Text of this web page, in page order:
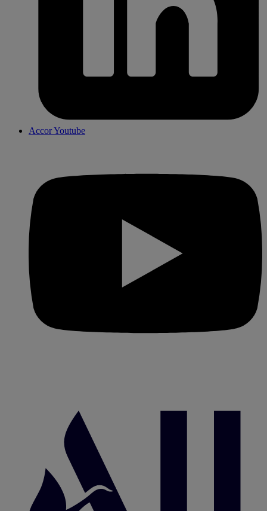
Accor Youtube